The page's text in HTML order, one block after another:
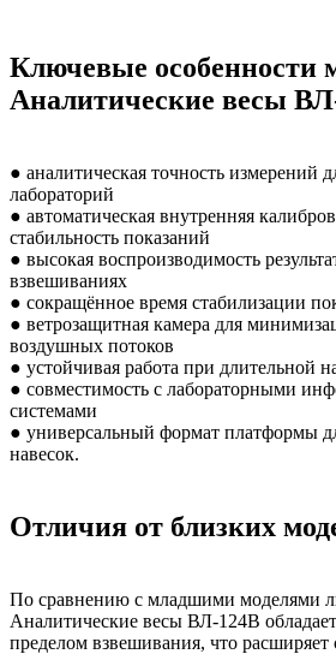
Ключевые особенности
Аналитические весы
● аналитическая точность измерений
лабораторий
● автоматическая внутренняя
стабильность показаний
● высокая воспроизводимость
взвешиваниях
● сокращённое время стабилизации
● ветрозащитная камера для
воздушных потоков
● устойчивая работа при длительной
● совместимость с лабораторными
системами
● универсальный формат платформы
навесок.
Отличия от близких
По сравнению с младшими моделями
Аналитические весы ВЛ-124В
пределом взвешивания, что расширяет